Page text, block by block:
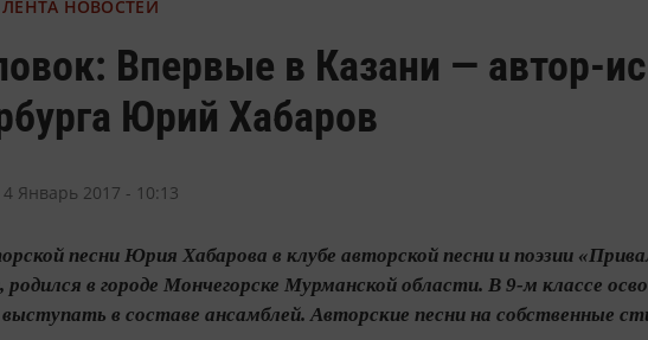
ЛЕНТА НОВОСТЕЙ
Впервые в Казани — автор-
Юрий Хабаров
4 Январь 2017 - 10:13
песни Юрия Хабарова в клубе авторской песни и поэзии
родился в городе Мончегорске Мурманской области. В 9-м классе
в составе ансамблей. Авторские песни на собственные